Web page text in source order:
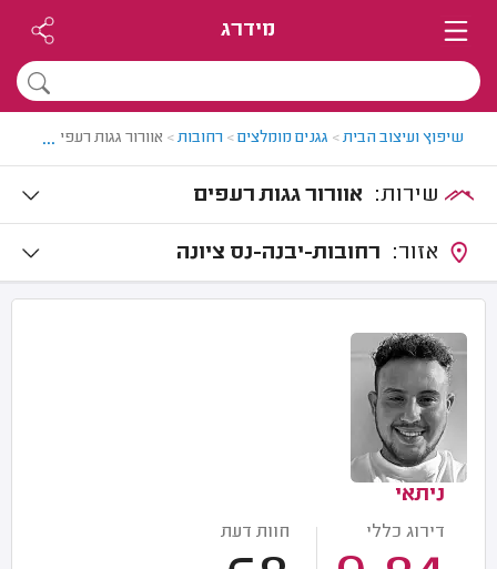
מידרג
שיפוץ ועיצוב הבית> גגנים מומלצים> רחובות> אוורור גגות רעפים...
אוורור גגות רעפים
רחובות-יבנה-נס ציונה
ניתאי
דירוג כללי חוות דעת